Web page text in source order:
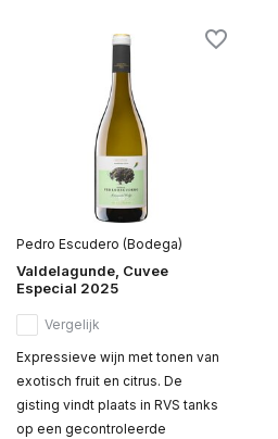
Pedro Escudero (Bodega)
Valdelagunde, Cuvee
Especial 2025
Vergelijk
Expressieve wijn met tonen van
exotisch fruit en citrus. De
gisting vindt plaats in RVS tanks
op een gecontroleerde